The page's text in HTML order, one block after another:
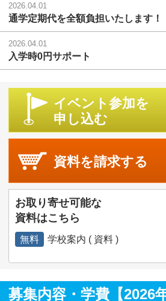
2026.04.01
通学定期代を全額負担いたします！
2026.04.01
入学時0円サポート
イベント参加を
申し込む
資料を請求する
お取り寄せ可能な
資料はこちら
無料 学校案内 ( 資料 )
募集内容・学費【2026